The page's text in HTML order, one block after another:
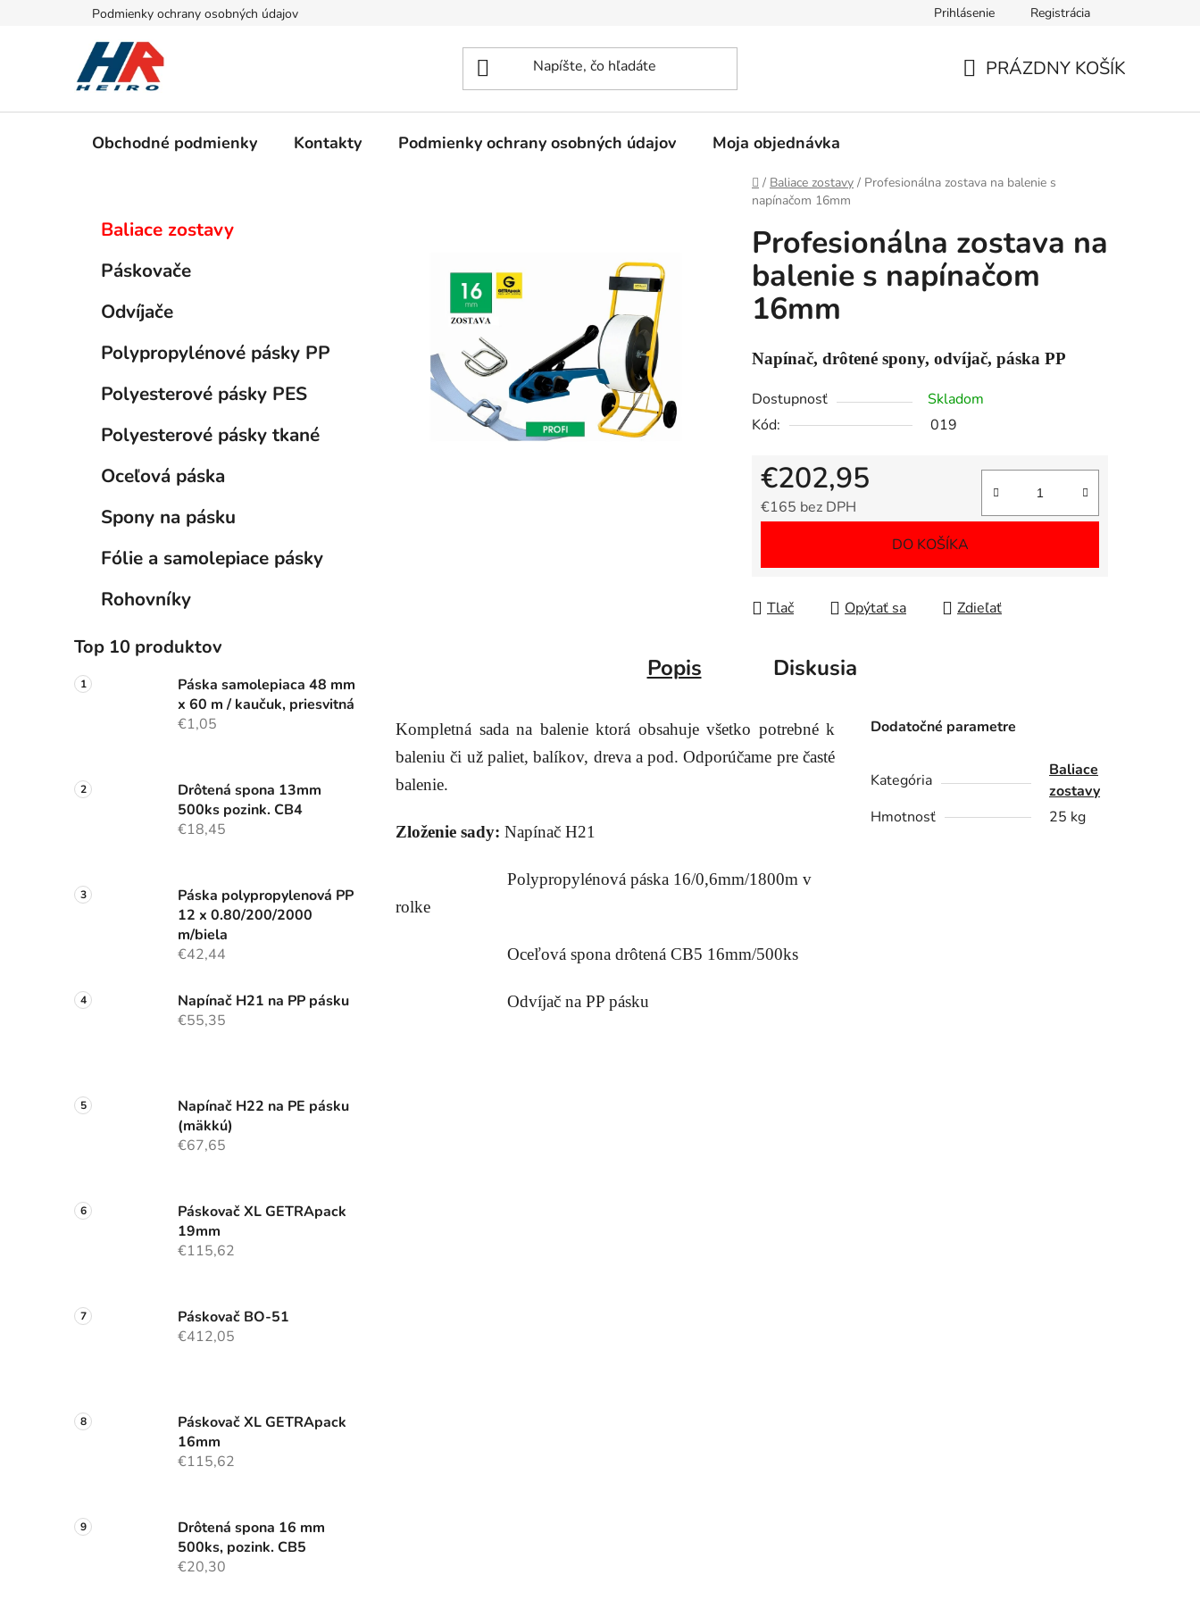
Podmienky ochrany osobných údajov Prihlásenie Registrácia
PRÁZDNY KOŠÍK
Obchodné podmienky Kontakty Podmienky ochrany osobných údajov Moja objednávka
Domov
/ Baliace zostavy / Profesionálna zostava na balenie s
napínačom 16mm
Preskočiť
kategórie
Baliace zostavy
Páskovače
Odvíjače
Polypropylénové pásky PP
Polyesterové pásky PES
Polyesterové pásky tkané
Oceľová páska
Spony na pásku
Fólie a samolepiace pásky
Rohovníky
Top 10 produktov
Páska samolepiaca 48 mm
x 60 m / kaučuk, priesvitná
€1,05
Drôtená spona 13mm
500ks pozink. CB4
€18,45
Páska polypropylenová PP
12 x 0.80/200/2000
m/biela
€42,44
Napínač H21 na PP pásku
€55,35
Napínač H22 na PE pásku
(mäkkú)
€67,65
Páskovač XL GETRApack
19mm
€115,62
Páskovač BO-51
€412,05
Páskovač XL GETRApack
16mm
€115,62
Drôtená spona 16 mm
500ks, pozink. CB5
€20,30
Profesionálna zostava na
balenie s napínačom
16mm
Napínač, drôtené spony, odvíjač, páska PP
Dostupnosť
Skladom
Kód:
019
€202,95
€165 bez DPH
DO KOŠÍKA
Tlač Opýtať sa Zdieľať
Popis Diskusia
Kompletná sada na balenie ktorá obsahuje všetko potrebné k
baleniu či už paliet, balíkov, dreva a pod. Odporúčame pre časté
balenie.
Zloženie sady: Napínač H21
Polypropylénová páska 16/0,6mm/1800m v
rolke
Oceľová spona drôtená CB5 16mm/500ks
Odvíjač na PP pásku
Dodatočné parametre
Kategória
Baliace
zostavy
Hmotnosť
25 kg